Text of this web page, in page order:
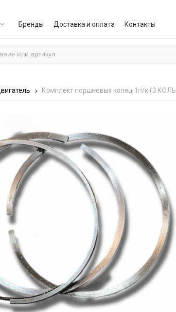
Бренды Доставка и оплата Контакты
Комплект поршневых колец 1п/к (3